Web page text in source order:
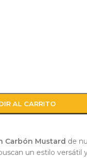
AL CARRITO
Carbón Mustard de
un estilo versátil